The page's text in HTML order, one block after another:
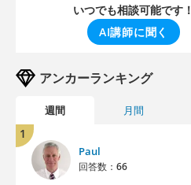
いつでも相談可能です！
AI講師に聞く
アンカーランキング
週間 月間
1
Paul
回答数： 66